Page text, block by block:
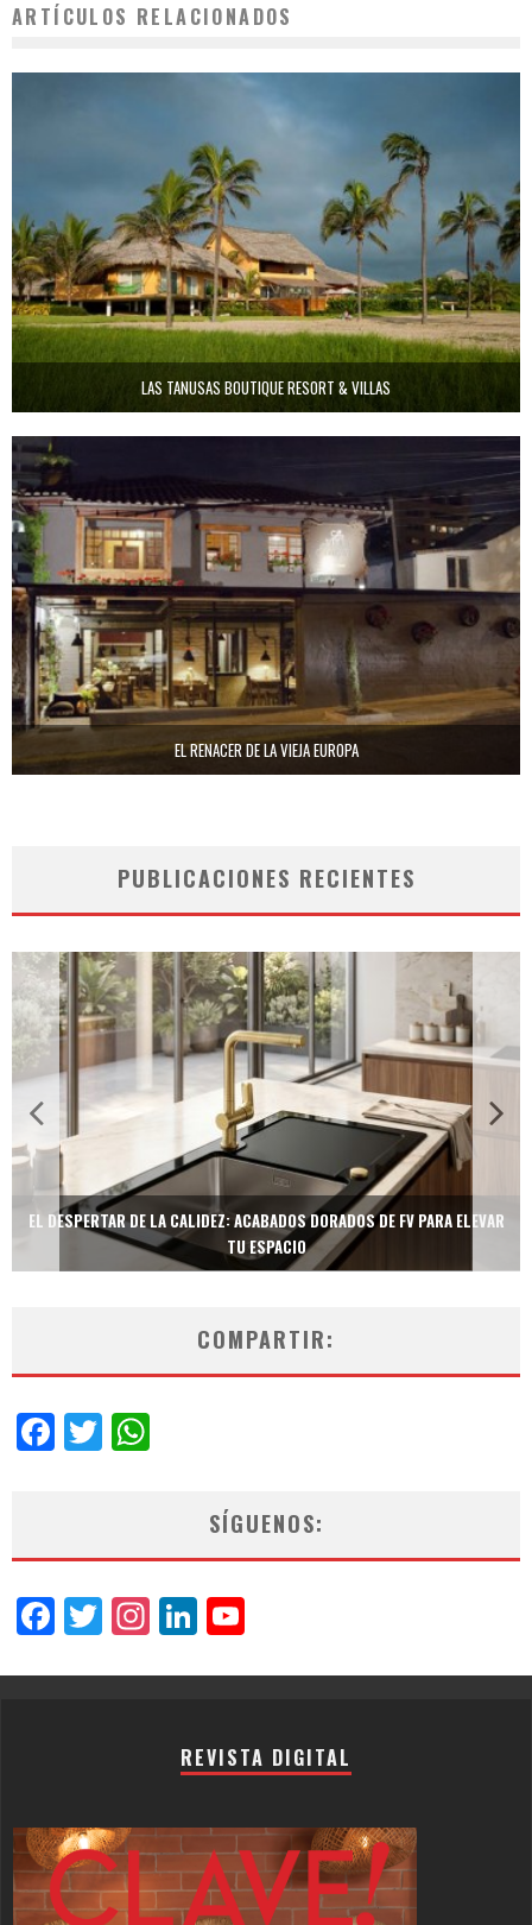
ARTÍCULOS RELACIONADOS
LAS TANUSAS BOUTIQUE RESORT & VILLAS
EL RENACER DE LA VIEJA EUROPA
PUBLICACIONES RECIENTES
TECNOLOGÍA Y BIENESTAR DE VANGUARDIA: EL INODORO INTELIGENTE
NEOTECH DE FV.
COMPARTIR:
Facebook
Twitter
SÍGUENOS:
Facebook
Twitter
Instagram
LinkedIn
REVISTA DIGITAL